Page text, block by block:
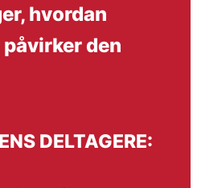
hvordan
den
DELTAGERE: